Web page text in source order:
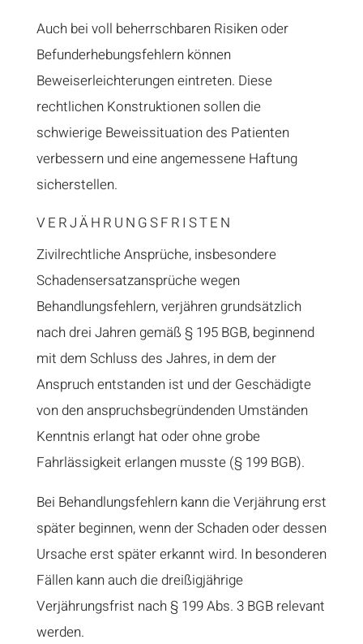
Auch bei voll beherrschbaren Risiken oder
Befunderhebungsfehlern können
Beweiserleichterungen eintreten. Diese
rechtlichen Konstruktionen sollen die
schwierige Beweissituation des Patienten
verbessern und eine angemessene Haftung
sicherstellen.
VERJÄHRUNGSFRISTEN
Zivilrechtliche Ansprüche, insbesondere
Schadensersatzansprüche wegen
Behandlungsfehlern, verjähren grundsätzlich
nach drei Jahren gemäß § 195 BGB, beginnend
mit dem Schluss des Jahres, in dem der
Anspruch entstanden ist und der Geschädigte
von den anspruchsbegründenden Umständen
Kenntnis erlangt hat oder ohne grobe
Fahrlässigkeit erlangen musste (§ 199 BGB).
Bei Behandlungsfehlern kann die Verjährung erst
später beginnen, wenn der Schaden oder dessen
Ursache erst später erkannt wird. In besonderen
Fällen kann auch die dreißigjährige
Verjährungsfrist nach § 199 Abs. 3 BGB relevant
werden.